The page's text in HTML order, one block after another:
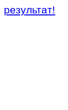
результат!